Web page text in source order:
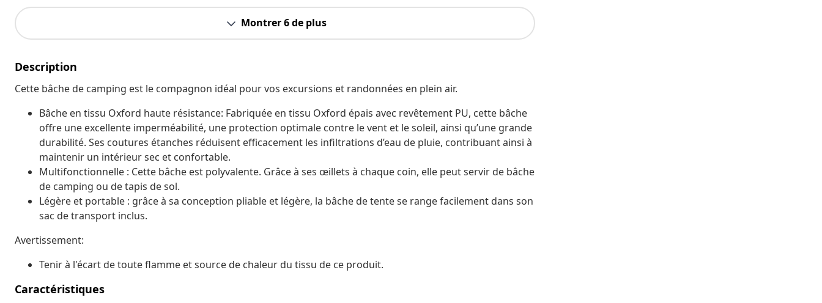
Montrer 6 de plus
Description
Cette bâche de camping est le compagnon idéal pour vos excursions et randonnées en plein air.
Bâche en tissu Oxford haute résistance: Fabriquée en tissu Oxford épais avec revêtement PU, cette bâche
offre une excellente imperméabilité, une protection optimale contre le vent et le soleil, ainsi qu’une grande
durabilité. Ses coutures étanches réduisent efficacement les infiltrations d’eau de pluie, contribuant ainsi à
maintenir un intérieur sec et confortable.
Multifonctionnelle : Cette bâche est polyvalente. Grâce à ses œillets à chaque coin, elle peut servir de bâche
de camping ou de tapis de sol.
Légère et portable : grâce à sa conception pliable et légère, la bâche de tente se range facilement dans son
sac de transport inclus.
Avertissement:
Tenir à l'écart de toute flamme et source de chaleur du tissu de ce produit.
Caractéristiques